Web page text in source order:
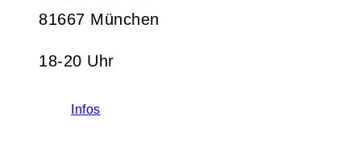
81667 München
18-20 Uhr
Infos